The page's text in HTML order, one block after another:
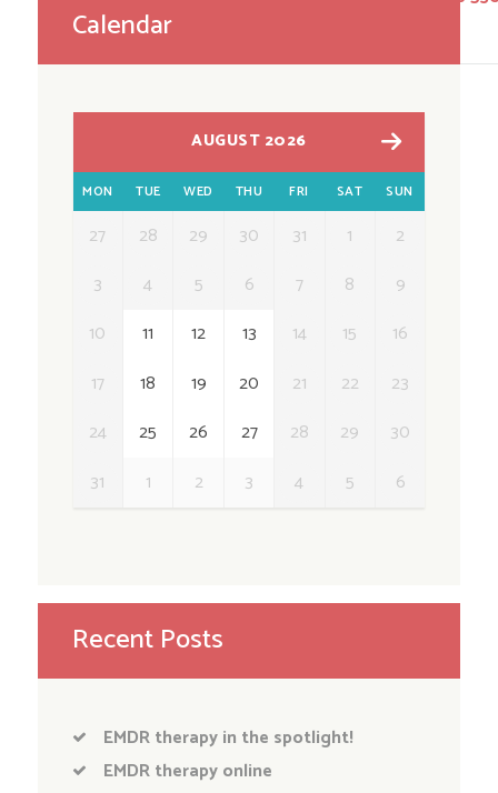
Calendar
AUGUST 2026
MON TUE WED THU FRI SAT SUN
27 28 29 30 31 1
2
3
4 5 6 7 8
9
10
11 12 13 14 15
16
17
18 19 20 21 22
23
24
25 26 27 28 29
30
31
1 2 3 4 5 6
Recent Posts
EMDR therapy in the spotlight!
EMDR therapy online